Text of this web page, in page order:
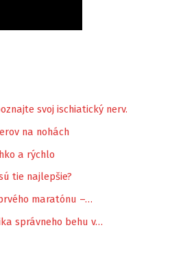
svoj ischiatický nerv.
na nohách
a rýchlo
tie najlepšie?
maratónu –…
správneho behu v…